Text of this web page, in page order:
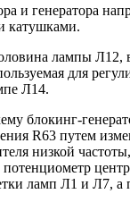
и генератора
катушками.
лампы
для
Л14.
блокинг-
R63 путем
низкой
ламп Л1 и Л7,